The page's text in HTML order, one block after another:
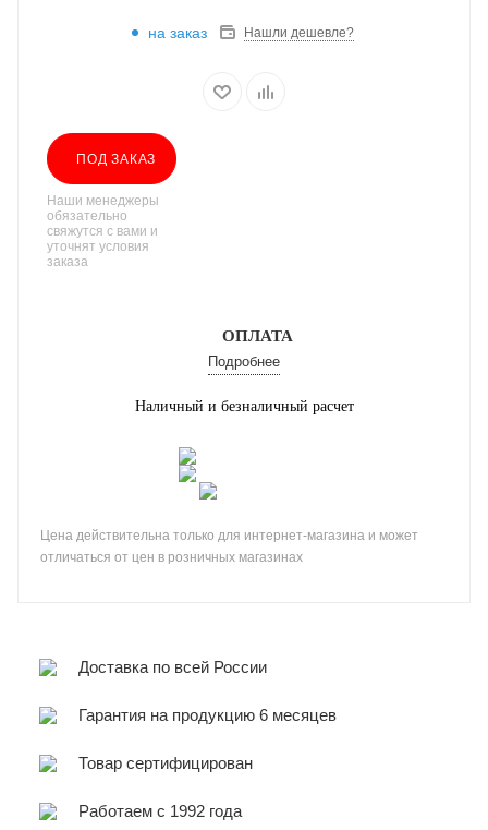
на заказ Нашли дешевле?
ПОД ЗАКАЗ
Наши менеджеры
обязательно
свяжутся с вами и
уточнят условия
заказа
ОПЛАТА
Подробнее
Наличный и безналичный расчет
Цена действительна только для интернет-магазина и может
отличаться от цен в розничных магазинах
Доставка по всей России
Гарантия на продукцию 6 месяцев
Товар сертифицирован
Работаем с 1992 года